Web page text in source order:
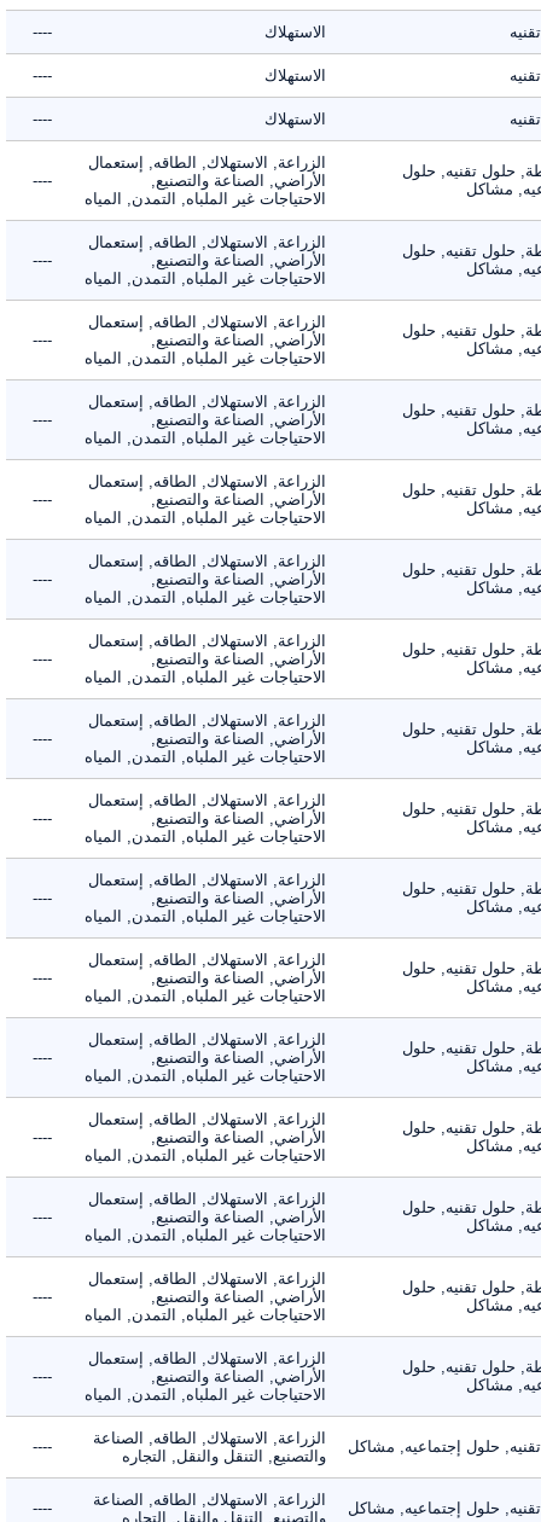
الاستهلاك ----
الاستهلاك ----
الاستهلاك ----
حلول تقنيه, حلول
مشاكل
الزراعة, الاستهلاك, الطاقه, إستعمال
الأراضي, الصناعة والتصنيع,
الاحتياجات غير الملباه, التمدن, المياه
----
حلول تقنيه, حلول
مشاكل
الزراعة, الاستهلاك, الطاقه, إستعمال
الأراضي, الصناعة والتصنيع,
الاحتياجات غير الملباه, التمدن, المياه
----
حلول تقنيه, حلول
مشاكل
الزراعة, الاستهلاك, الطاقه, إستعمال
الأراضي, الصناعة والتصنيع,
الاحتياجات غير الملباه, التمدن, المياه
----
حلول تقنيه, حلول
مشاكل
الزراعة, الاستهلاك, الطاقه, إستعمال
الأراضي, الصناعة والتصنيع,
الاحتياجات غير الملباه, التمدن, المياه
----
حلول تقنيه, حلول
مشاكل
الزراعة, الاستهلاك, الطاقه, إستعمال
الأراضي, الصناعة والتصنيع,
الاحتياجات غير الملباه, التمدن, المياه
----
حلول تقنيه, حلول
مشاكل
الزراعة, الاستهلاك, الطاقه, إستعمال
الأراضي, الصناعة والتصنيع,
الاحتياجات غير الملباه, التمدن, المياه
----
حلول تقنيه, حلول
مشاكل
الزراعة, الاستهلاك, الطاقه, إستعمال
الأراضي, الصناعة والتصنيع,
الاحتياجات غير الملباه, التمدن, المياه
----
حلول تقنيه, حلول
مشاكل
الزراعة, الاستهلاك, الطاقه, إستعمال
الأراضي, الصناعة والتصنيع,
الاحتياجات غير الملباه, التمدن, المياه
----
حلول تقنيه, حلول
مشاكل
الزراعة, الاستهلاك, الطاقه, إستعمال
الأراضي, الصناعة والتصنيع,
الاحتياجات غير الملباه, التمدن, المياه
----
حلول تقنيه, حلول
مشاكل
الزراعة, الاستهلاك, الطاقه, إستعمال
الأراضي, الصناعة والتصنيع,
الاحتياجات غير الملباه, التمدن, المياه
----
حلول تقنيه, حلول
مشاكل
الزراعة, الاستهلاك, الطاقه, إستعمال
الأراضي, الصناعة والتصنيع,
الاحتياجات غير الملباه, التمدن, المياه
----
حلول تقنيه, حلول
مشاكل
الزراعة, الاستهلاك, الطاقه, إستعمال
الأراضي, الصناعة والتصنيع,
الاحتياجات غير الملباه, التمدن, المياه
----
حلول تقنيه, حلول
مشاكل
الزراعة, الاستهلاك, الطاقه, إستعمال
الأراضي, الصناعة والتصنيع,
الاحتياجات غير الملباه, التمدن, المياه
----
حلول تقنيه, حلول
مشاكل
الزراعة, الاستهلاك, الطاقه, إستعمال
الأراضي, الصناعة والتصنيع,
الاحتياجات غير الملباه, التمدن, المياه
----
حلول تقنيه, حلول
مشاكل
الزراعة, الاستهلاك, الطاقه, إستعمال
الأراضي, الصناعة والتصنيع,
الاحتياجات غير الملباه, التمدن, المياه
----
حلول تقنيه, حلول
مشاكل
الزراعة, الاستهلاك, الطاقه, إستعمال
الأراضي, الصناعة والتصنيع,
الاحتياجات غير الملباه, التمدن, المياه
----
حلول إجتماعيه, مشاكل
الزراعة, الاستهلاك, الطاقه, الصناعة
والتصنيع, التنقل والنقل, التجاره
----
حلول إجتماعيه, مشاكل
الزراعة, الاستهلاك, الطاقه, الصناعة
والتصنيع, التنقل والنقل, التجاره
----